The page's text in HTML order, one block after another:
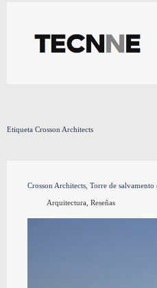
Etiqueta Crosson Architects
Crosson Architects, Torre de
Arquitectura, Reseñas